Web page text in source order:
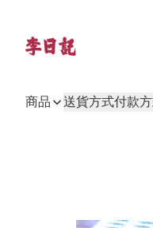
商品 送貨方式付款